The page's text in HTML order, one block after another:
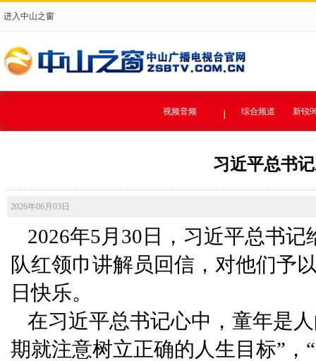
进入中山之窗
视频音频 综合频道 新锐
习近平总书
2026年06月03日
2026年5月30日，习近平总书
队红领巾讲解员回信，对他们予
日快乐。
在习近平总书记心中，童年是
期就注意树立正确的人生目标”